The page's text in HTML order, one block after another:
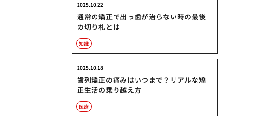
通常の矯正で出っ歯が治らない時の最後
の切り札とは
2025.10.22
知識
歯列矯正の痛みはいつまで？リアルな矯
正生活の乗り越え方
2025.10.18
医療